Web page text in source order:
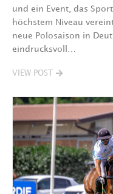
und ein Event, das
höchstem Niveau
neue Polosaison in
eindrucksvoll…
VIEW POST